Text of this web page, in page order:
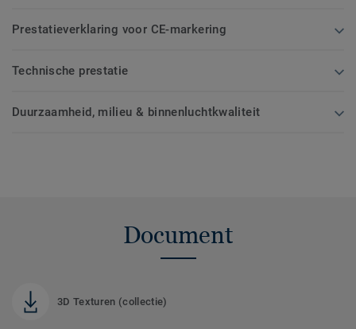
Prestatieverklaring voor CE-markering
Technische prestatie
Duurzaamheid, milieu & binnenluchtkwaliteit
Document
3D Texturen (collectie)